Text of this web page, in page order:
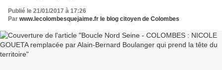
Publié le 21/01/2017 à 17:26
Par www.lecolombesquejaime.fr le blog citoyen de Colombes